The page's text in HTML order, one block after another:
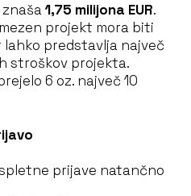
1,75 milijona EUR.
projekt mora biti
lahko predstavlja največ
stroškov projekta.
6 oz. največ 10
prijave natančno